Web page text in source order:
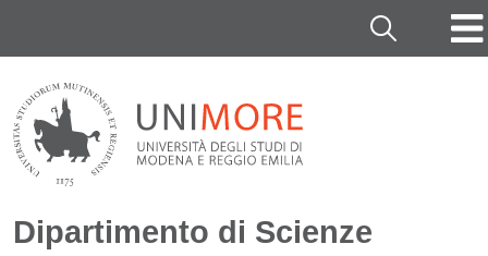
Cerca
Dipartimento di Scienze